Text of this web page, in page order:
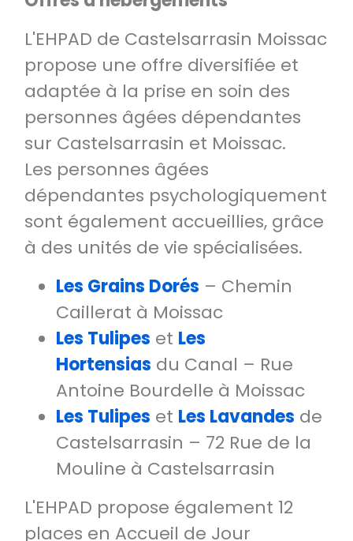
L'EHPAD de Castelsarrasin Moissac
propose une offre diversifiée et
adaptée à la prise en soin des
personnes âgées dépendantes
sur Castelsarrasin et Moissac.
Les personnes âgées
dépendantes psychologiquement
sont également accueillies, grâce
à des unités de vie spécialisées.
Les Grains Dorés – Chemin
Caillerat à Moissac
Les Tulipes et Les
Hortensias du Canal – Rue
Antoine Bourdelle à Moissac
Les Tulipes et Les Lavandes de
Castelsarrasin – 72 Rue de la
Mouline à Castelsarrasin
L'EHPAD propose également 12
places en Accueil de Jour